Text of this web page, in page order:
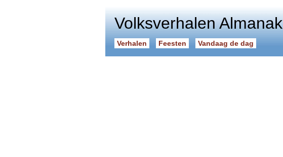
Volksverhalen Almanak
Verhalen Feesten Vandaag de dag